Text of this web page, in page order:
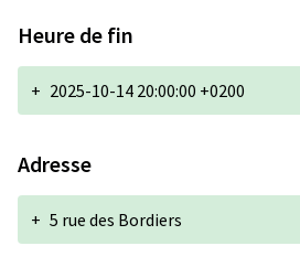
Heure de fin
+ 2025-10-14 20:00:00 +0200
Adresse
+ 5 rue des Bordiers